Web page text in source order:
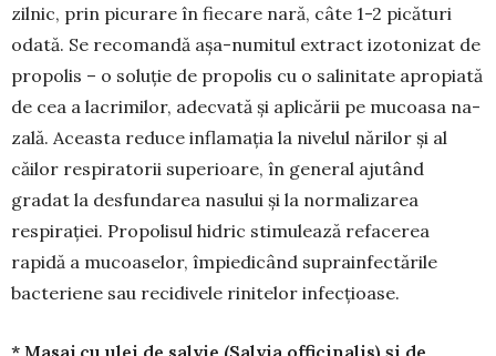
zilnic, prin picurare în fiecare nară, câte 1-2 picături
odată. Se reco­mandă așa-numitul extract izo­to­nizat de
propolis – o soluție de pro­polis cu o salinitate apropiată
de cea a lacrimilor, adecvată și aplicării pe mucoasa na­
zală. A­ceasta reduce inflamația la nive­lul nărilor și al
căilor respiratorii superioare, în general ajutând
gradat la desfundarea nasului și la normalizarea
respirației. Pro­polisul hidric stimulează reface­rea
rapidă a mucoaselor, împie­dicând suprainfectările
bacte­riene sau recidivele rinitelor infecțioase.
* Masaj cu ulei de salvie (Salvia offici­nalis) şi de